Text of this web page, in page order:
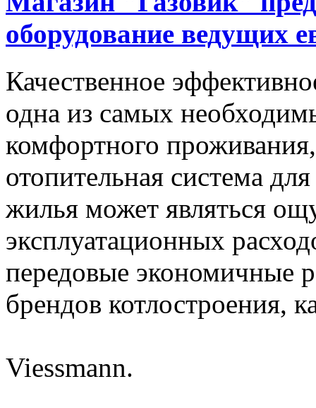
оборудование ведущих
Качественное
одна из самых
комфортного
отопительная система
жилья может являться
эксплуатационных
передовые экономичные
брендов котлостроения,
Viessmann.